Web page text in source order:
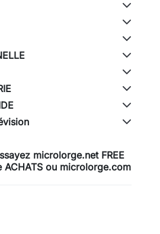
microlorge.net FREE
ou microlorge.com